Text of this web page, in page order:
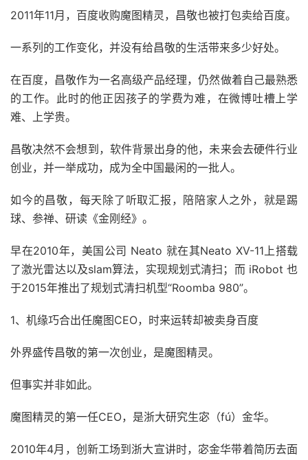
2011年11月，百度收购魔图精灵，昌敬也被打包卖给百度。
一系列的工作变化，并没有给昌敬的生活带来多少好处。
在百度，昌敬作为一名高级产品经理，仍然做着自己最熟悉
的工作。此时的他正因孩子的学费为难，在微博吐槽上学
难、上学贵。
昌敬决然不会想到，软件背景出身的他，未来会去硬件行业
创业，并一举成功，成为全中国最闲的一批人。
如今的昌敬，每天除了听取汇报，陪陪家人之外，就是踢
球、参禅、研读《金刚经》。
早在2010年，美国公司 Neato 就在其Neato XV-11上搭载
了激光雷达以及slam算法，实现规划式清扫；而 iRobot 也
于2015年推出了规划式清扫机型“Roomba 980”。
1、机缘巧合出任魔图CEO，时来运转却被卖身百度
外界盛传昌敬的第一次创业，是魔图精灵。
但事实并非如此。
魔图精灵的第一任CEO，是浙大研究生宓（fú）金华。
2010年4月，创新工场到浙大宣讲时，宓金华带着简历去面